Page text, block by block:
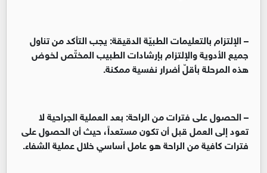
– الإلتزام بالتعليمات الطبيّة الدقيقة: يجب التأكد من تناول
جميع الأدوية والإلتزام بإرشادات الطبيب المختّص لخوض
هذه المرحلة بأقلّ أضرار نفسية ممكنة.
– الحصول على فترات من الراحة: بعد العملية الجراحية لا
تعود إلى العمل قبل أن تكون مستعداً، حيث أن الحصول على
فترات كافية من الراحة هو عامل أساسي خلال عملية الشفاء.